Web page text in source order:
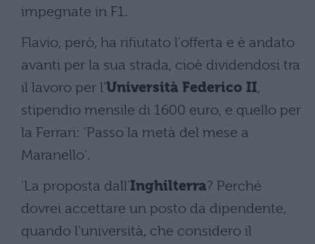
impegnate in F1.
Flavio, però, ha rifiutato l'offerta e è andato
avanti per la sua strada, cioè dividendosi tra
il lavoro per l'Università Federico II,
stipendio mensile di 1600 euro, e quello per
la Ferrari: 'Passo la metà del mese a
Maranello'.
'La proposta dall'Inghilterra? Perché
dovrei accettare un posto da dipendente,
quando l'università, che considero il